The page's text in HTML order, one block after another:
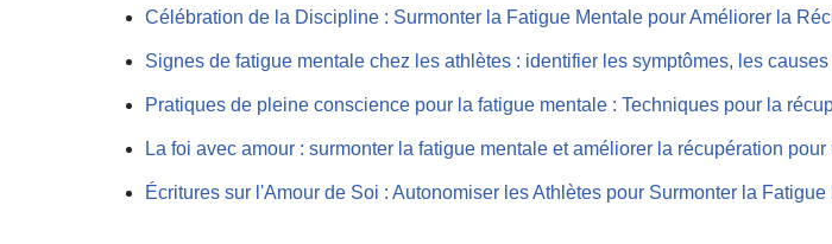
Célébration de la Discipline : Surmonter la Fatigue Mentale pour Améliorer la
Signes de fatigue mentale chez les athlètes : identifier les symptômes, les
Pratiques de pleine conscience pour la fatigue mentale : Techniques pour la
La foi avec amour : surmonter la fatigue mentale et améliorer la récupération
Écritures sur l'Amour de Soi : Autonomiser les Athlètes pour Surmonter la